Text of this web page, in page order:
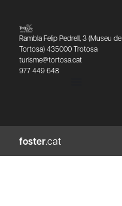
Rambla Felip Pedrell, 3 (Museu de
Tortosa) 435000 Trotosa
turisme@tortosa.cat
977 449 648
foster.cat